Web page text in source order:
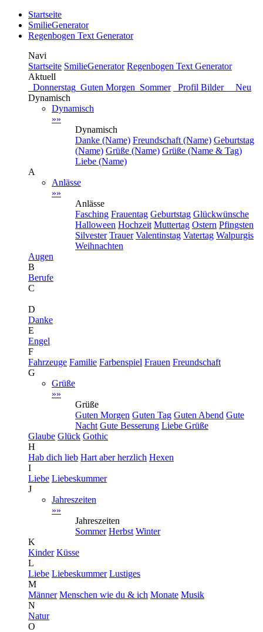
Startseite
SmilieGenerator
Regenbogen Text Generator
Navi
Startseite SmilieGenerator Regenbogen Text Generator
Aktuell
Donnerstag Guten Morgen Sommer
Profil Bilder Neu
Dynamisch
Dynamisch
»»
Dynamisch
Danke (Name) Freundschaft (Name) Geburtstag
(Name) Grüße (Name) Grüße (Name & Tag)
Liebe (Name)
A
Anlässe
»»
Anlässe
Fasching Frauentag Geburtstag Glückwünsche
Halloween Hochzeit Muttertag Ostern Pfingsten
Silvester Trauer Valentinstag Vatertag Walpurgis
Weihnachten
Augen
B
Berufe
C
D
Danke
E
Engel
F
Fahrzeuge Familie Farbenspiel Frauen Freundschaft
G
Grüße
»»
Grüße
Guten Morgen Guten Tag Guten Abend Gute
Nacht Gute Besserung Liebe Grüße
Glaube Glück Gothic
H
Hab dich lieb Hart aber herzlich Hexen
I
Liebe Liebeskummer
J
Jahreszeiten
»»
Jahreszeiten
Sommer Herbst Winter
K
Kinder Küsse
L
Liebe Liebeskummer Lustiges
M
Männer Menschen wie du & ich Monate Musik
N
Natur
O